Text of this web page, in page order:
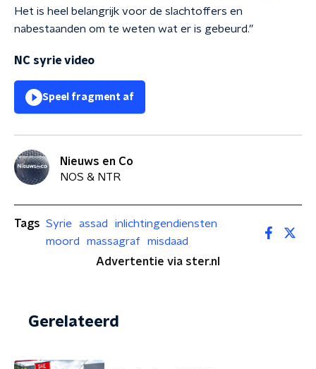
Het is heel belangrijk voor de slachtoffers en
nabestaanden om te weten wat er is gebeurd.”
NC syrie video
Speel fragment af
Nieuws en Co
NOS & NTR
Tags Syrie assad
inlichtingendiensten
moord
massagraf
misdaad
Advertentie via ster.nl
Gerelateerd